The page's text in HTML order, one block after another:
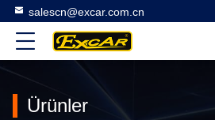
salescn@excar.com.cn
Ürünler